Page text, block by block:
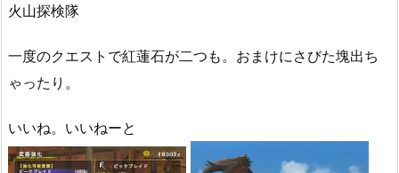
火山探検隊
一度のクエストで紅蓮石が二つも。おまけにさびた塊出ち
ゃったり。
いいね。いいねーと